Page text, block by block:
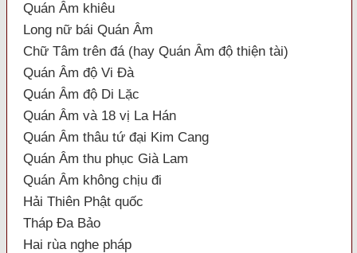
Quán Âm khiêu
Long nữ bái Quán Âm
Chữ Tâm trên đá (hay Quán Âm độ thiện tài)
Quán Âm độ Vi Đà
Quán Âm độ Di Lặc
Quán Âm và 18 vị La Hán
Quán Âm thâu tứ đại Kim Cang
Quán Âm thu phục Già Lam
Quán Âm không chịu đi
Hải Thiên Phật quốc
Tháp Đa Bảo
Hai rùa nghe pháp